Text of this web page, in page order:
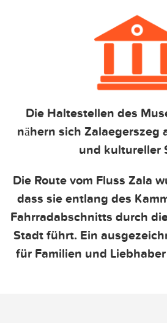
Die Haltestellen des
nähern sich Zalaegerszeg
und kultureller
Die Route vom Fluss Zala
dass sie entlang des
Fahrradabschnitts durch
Stadt führt. Ein
für Familien und